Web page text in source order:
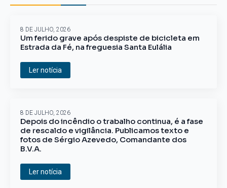
Um ferido grave após despiste de bicicleta em
Estrada da Fé, na freguesia Santa Eulália
8 DE JULHO, 2026
Ler notícia
Depois do incêndio o trabalho continua, é a fase
de rescaldo e vigilância. Publicamos texto e
fotos de Sérgio Azevedo, Comandante dos
B.V.A.
8 DE JULHO, 2026
Ler notícia